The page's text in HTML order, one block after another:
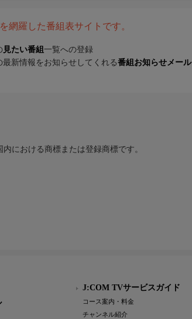
網羅した番組表サイトです。
見たい番組 一覧への登録
新情報をお知らせしてくれる番組お知らせメール
における商標または登録商標です。
J:COM TVサービスガイド
コース案内・料金
チャンネル紹介